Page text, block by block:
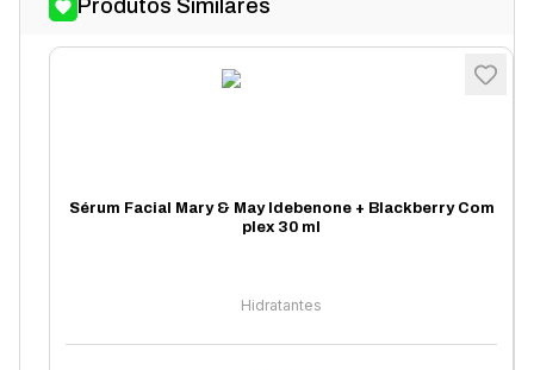
Produtos Similares
Sérum Facial Mary & May Idebenone + Blackberry Com
plex 30 ml
Hidratantes